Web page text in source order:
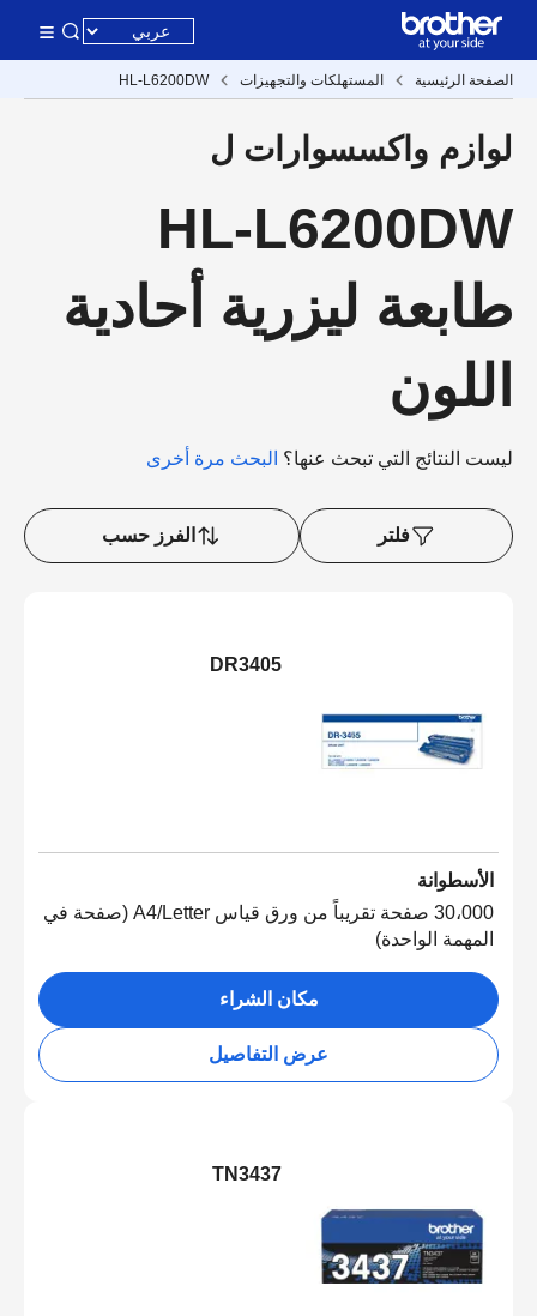
الصفحة الرئيسية المستهلكات والتجهيزات HL-L6200DW
لوازم واكسسوارات ل
HL-L6200DW
طابعة ليزرية أحادية
اللون
ليست النتائج التي تبحث عنها؟البحث مرة أخرى
فلتر الفرز حسب
DR3405
الأسطوانة
30،000 صفحة تقريباً من ورق قياس A4/Letter (صفحة في
المهمة الواحدة)
مكان الشراء
عرض التفاصيل
TN3437